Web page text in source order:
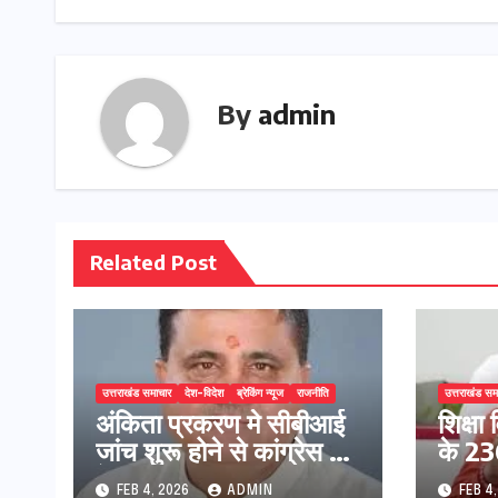
o o
p
By admin
Related Post
उत्तराखंड समाचार देश-विदेश ब्रेकिंग न्यूज राजनीति
अंकिता प्रकरण मे सीबीआई
जांच शुरू होने से कांग्रेस हुई
बेनकाब: भट्ट
FEB 4, 2026 ADMIN
उत्तराखंड
के
FEB